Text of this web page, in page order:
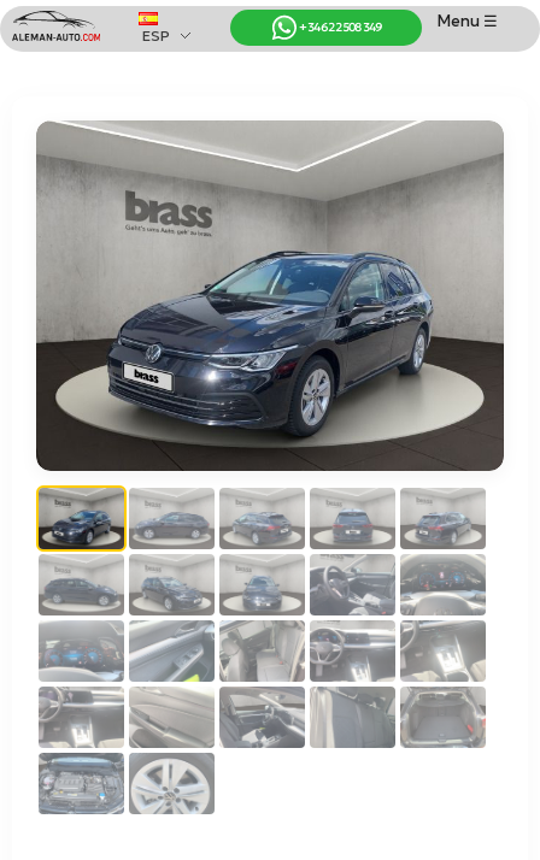
Coches de Alemania
Importación de Coches de Alemania
Menu ☰
+34 622 508 349
ESP